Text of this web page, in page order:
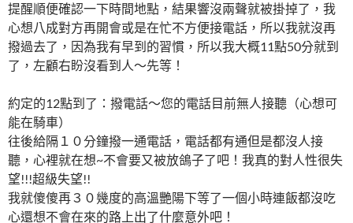
提醒順便確認一下時間地點，結果響沒兩聲就被掛掉了，我
心想八成對方再開會或是在忙不方便接電話，所以我就沒再
撥過去了，因為我有早到的習慣，所以我大概11點50分就到
了，左顧右盼沒看到人～先等！
約定的12點到了：撥電話～您的電話目前無人接聽（心想可
能在騎車）
往後給隔１０分鐘撥一通電話，電話都有通但是都沒人接
聽，心裡就在想~不會要又被放鴿子了吧！我真的對人性很失
望!!!超級失望!!
我就傻傻再３０幾度的高溫艷陽下等了一個小時連飯都沒吃
心還想不會在來的路上出了什麼意外吧！